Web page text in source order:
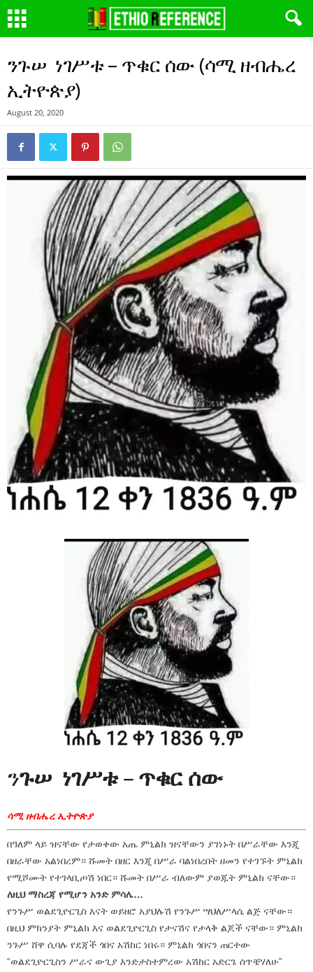
ንጉሠ ነገሥቱ – ጥቁር ሰው (ሳሚ ዘብሔረ
ኢትዮጵያ)
August 20, 2020
ንጉሠ ነገሥቱ–ጥቁር ሰው
ሳሚ ዘብሔረ ኢትዮጵያ
በዓለም ላይ ዝናቸው የታወቀው አጤ ምኒልክ ዝናቸውን ያገነኑት በሥራቸው እንጂ
በዘራቸው አልነበረም። ሹመት በዘር እንጂ በሥራ ባልነበረበት ዘመን የተገኙት ምኒልክ
የሚሾሙት የተገላቢጦሽ ነበር። ሹመት በሥራ ብለውም ያወጁት ምኒልክ ናቸው።
ለዚህ ማስረጃ የሚሆን አንድ ምሳሌ…
የንጉሥ ወልደጊዮርጊስ እናት ወይዘሮ አያህሉሽ የንጉሥ ሣህለሥላሴ ልጅ ናቸው።
በዚህ ምክንያት ምኒልክ እና ወልደጊዮርጊስ የታናሽና የታላቅ ልጆች ናቸው። ምኒልክ
ንጉሥ ሸዋ ሲባሉ የደጃች ጎበና አሽከር ነበሩ። ምኒልክ ጎበናን ጠርተው
“ወልደጊዮርጊስን ሥራና ውጊያ እንድታስተምረው አሽከር አድርጌ ሰጥቼሃለሁ”